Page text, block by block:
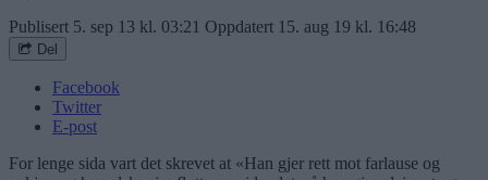
Publisert 5. sep 13 kl. 03:21 Oppdatert 15. aug 19 kl. 16:48
Del
Facebook
Twitter
E-post
For lenge sida vart det skrevet at «Han gjer rett mot farlause og